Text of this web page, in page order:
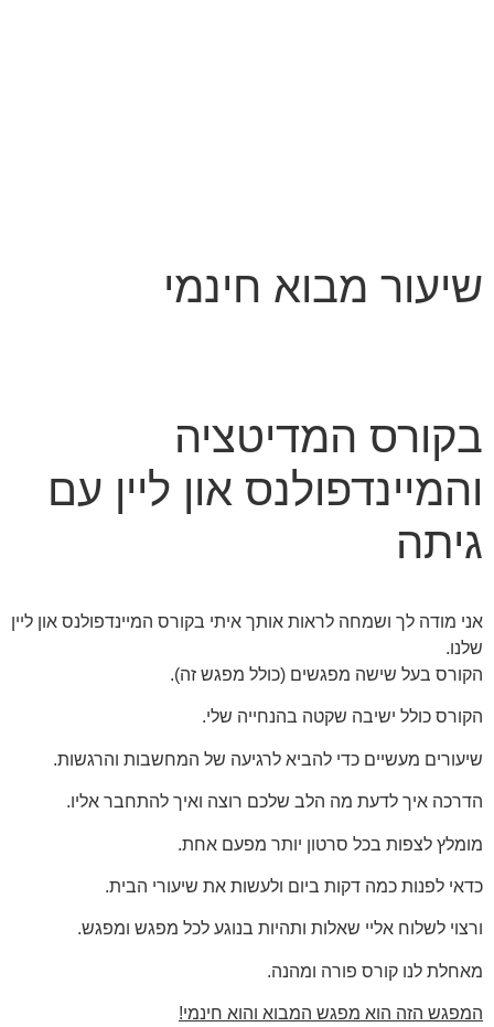
שיעור מבוא חינמי
בקורס המדיטציה
והמיינדפולנס און ליין עם
גיתה
אני מודה לך ושמחה לראות אותך איתי בקורס המיינדפולנס און ליין
שלנו.
הקורס בעל שישה מפגשים (כולל מפגש זה).
הקורס כולל ישיבה שקטה בהנחייה שלי.
שיעורים מעשיים כדי להביא לרגיעה של המחשבות והרגשות.
הדרכה איך לדעת מה הלב שלכם רוצה ואיך להתחבר אליו.
מומלץ לצפות בכל סרטון יותר מפעם אחת.
כדאי לפנות כמה דקות ביום ולעשות את שיעורי הבית.
ורצוי לשלוח אליי שאלות ותהיות בנוגע לכל מפגש ומפגש.
מאחלת לנו קורס פורה ומהנה.
המפגש הזה הוא מפגש המבוא והוא חינמי!